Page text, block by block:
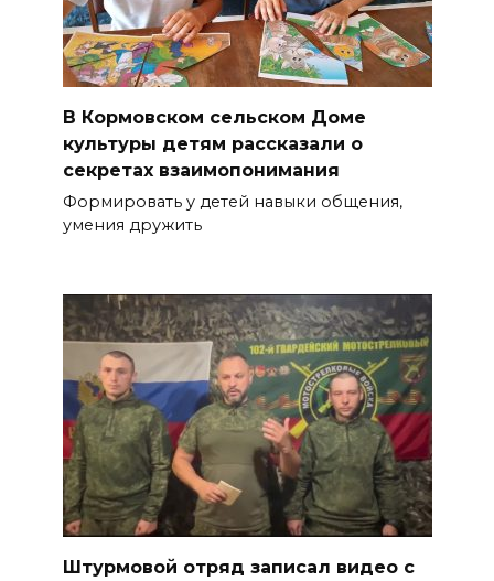
В Кормовском сельском Доме
культуры детям рассказали о
секретах взаимопонимания
Формировать у детей навыки общения,
умения дружить
Штурмовой отряд записал видео с